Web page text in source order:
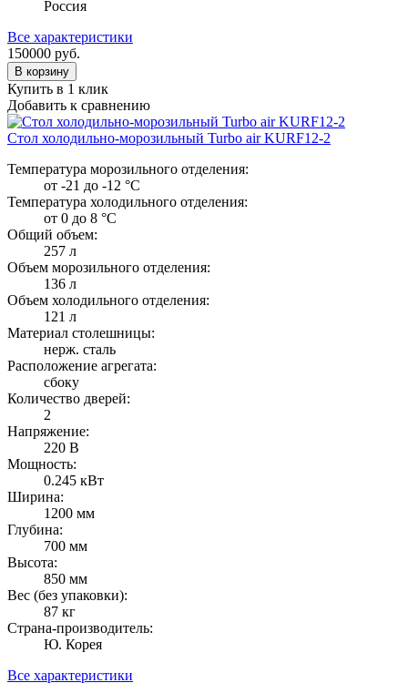
Россия
Все характеристики
150000 руб.
В корзину
Купить в 1 клик
Добавить к сравнению
Стол холодильно-морозильный Turbo air KURF12-2
Температура морозильного отделения:
от -21 до -12 °C
Температура холодильного отделения:
от 0 до 8 °C
Общий объем:
257 л
Объем морозильного отделения:
136 л
Объем холодильного отделения:
121 л
Материал столешницы:
нерж. сталь
Расположение агрегата:
сбоку
Количество дверей:
2
Напряжение:
220 В
Мощность:
0.245 кВт
Ширина:
1200 мм
Глубина:
700 мм
Высота:
850 мм
Вес (без упаковки):
87 кг
Страна-производитель:
Ю. Корея
Все характеристики